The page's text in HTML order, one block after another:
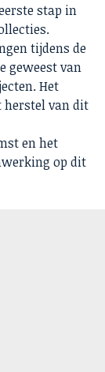
stap in
tijdens de
geweest van
Het
herstel van dit
en het
op dit